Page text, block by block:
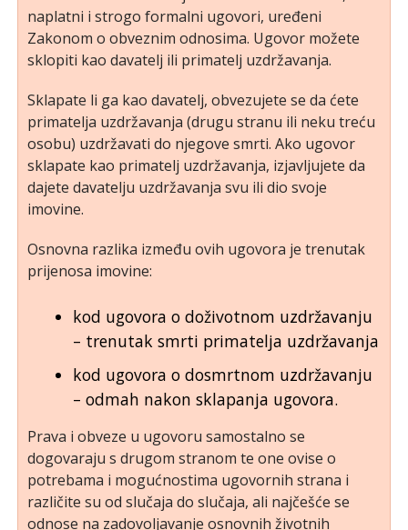
naplatni i strogo formalni ugovori, uređeni
Zakonom o obveznim odnosima. Ugovor možete
sklopiti kao davatelj ili primatelj uzdržavanja.
Sklapate li ga kao davatelj, obvezujete se da ćete
primatelja uzdržavanja (drugu stranu ili neku treću
osobu) uzdržavati do njegove smrti. Ako ugovor
sklapate kao primatelj uzdržavanja, izjavljujete da
dajete davatelju uzdržavanja svu ili dio svoje
imovine.
Osnovna razlika između ovih ugovora je trenutak
prijenosa imovine:
kod ugovora o doživotnom uzdržavanju
– trenutak smrti primatelja uzdržavanja
kod ugovora o dosmrtnom uzdržavanju
– odmah nakon sklapanja ugovora.
Prava i obveze u ugovoru samostalno se
dogovaraju s drugom stranom te one ovise o
potrebama i mogućnostima ugovornih strana i
različite su od slučaja do slučaja, ali najčešće se
odnose na zadovoljavanje osnovnih životnih